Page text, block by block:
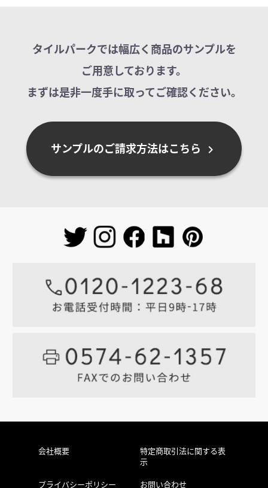
タイルパークでは幅広く商品のサンプルを
ご用意しております。
まずは是非一度手に取ってご確認ください。
サンプルのご請求方法はこちら chevron_right
会社概要
特定商取引法に関する表
示
プライバシーポリシー
お問い合わせ